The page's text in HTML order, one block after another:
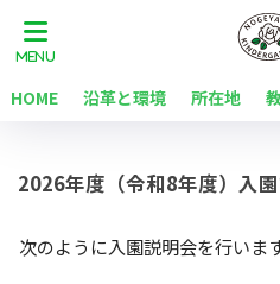
HOME 沿革と環境 所在地
2026年度（令和8年度）入
次のように入園説明会を行います